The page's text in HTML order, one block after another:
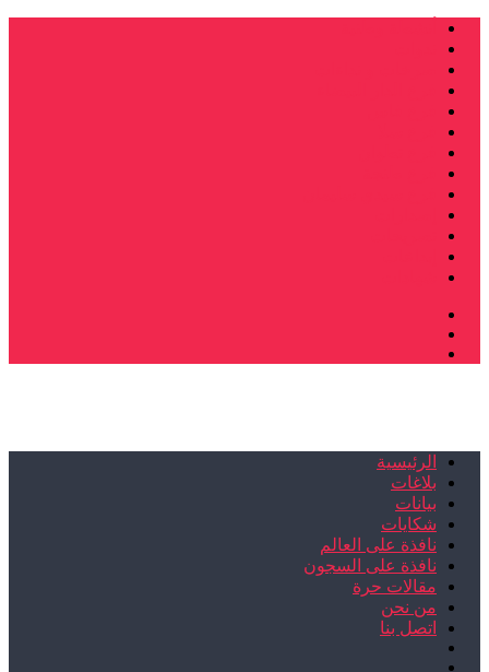
الرئيسية
بلاغات
بيانات
شكايات
نافذة على العالم
نافذة على السجون
مقالات حرة
من نحن
اتصل بنا